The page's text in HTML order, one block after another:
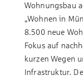
Wohnungsbau
„Wohnen in
8.500 neue
Fokus auf
kurzen Wegen
Infrastruktur.